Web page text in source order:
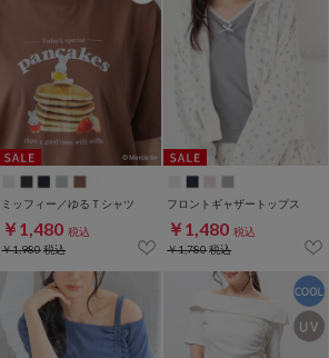
ミッフィー／ゆるＴシャツ
￥1,480 税込
￥1,980税込
フロントギャザートップス
￥1,480 税込
￥1,780税込